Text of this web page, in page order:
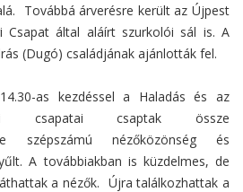
Továbbá árverésre került az Újpest
Csapat által aláírt szurkolói sál is. A
(Dugó) családjának ajánlották fel.
as kezdéssel a Haladás és az
csapatai csaptak össze
szépszámú nézőközönség és
A továbbiakban is küzdelmes, de
a nézők. Újra találkozhattak a